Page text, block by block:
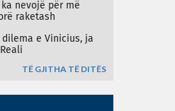
nevojë për më
raketash
e Vinicius, ja
TË GJITHA TË DITËS